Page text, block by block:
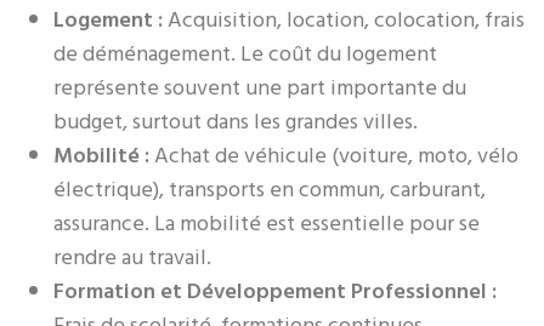
Logement :Acquisition, location, colocation, frais
de déménagement. Le coût du logement
représente souvent une part importante du
budget, surtout dans les grandes villes.
Mobilité :Achat de véhicule (voiture, moto, vélo
électrique), transports en commun, carburant,
assurance. La mobilité est essentielle pour se
rendre au travail.
Formation et Développement Professionnel :